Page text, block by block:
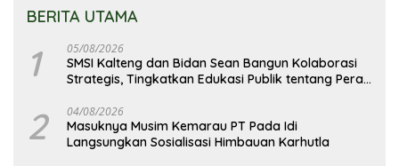
BERITA UTAMA
1 05/08/2026
SMSI Kalteng dan Bidan Sean Bangun Kolaborasi
Strategis, Tingkatkan Edukasi Publik tentang Peran
2 04/08/2026
Masuknya Musim Kemarau PT Pada Idi
Langsungkan Sosialisasi Himbauan Karhutla